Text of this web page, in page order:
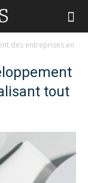
des entreprises en
tout